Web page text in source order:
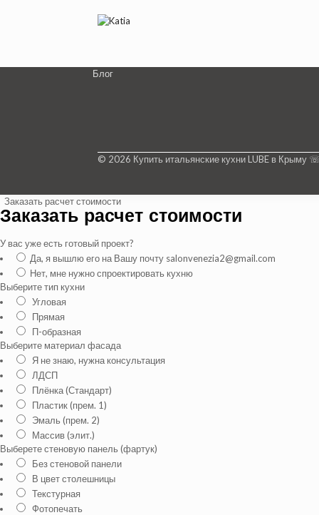
Блог
© 2026 Купить итальянские кухни LUBE в Крыму
Заказать расчет стоимости
Заказать расчет стоимости
У вас уже есть готовый проект?
Да, я вышлю его на Вашу почту salonvenezia2@gmail.com
Нет, мне нужно спроектировать кухню
Выберите тип кухни
Угловая
Прямая
П-образная
Выберите материал фасада
Я не знаю, нужна консультация
ЛДСП
Плёнка (Стандарт)
Пластик (прем. 1)
Эмаль (прем. 2)
Массив (элит.)
Выберете стеновую панель (фартук)
Без стеновой панели
В цвет столешницы
Текстурная
Фотопечать